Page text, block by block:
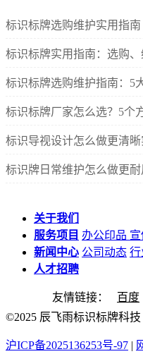
标识标牌选购维护实用指
标识标牌实用指南：选购
标识标牌选购维护指南：5
标识标牌厂家怎么选？5个
标识导视设计怎么做更清晰
标识牌日常维护怎么做更耐
关于我们
服务项目 办公印品
新闻中心 公司动态 行
人才招聘
友情链接： 百度
©2025 辰飞雨标识标牌科
沪ICP备2025136253号-97 |